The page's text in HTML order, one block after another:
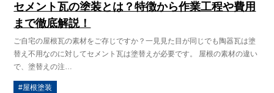
セメント瓦の塗装とは？特徴から作業工程や費用
まで徹底解説！
ご自宅の屋根瓦の素材をご存じですか？一見見た目が同じでも陶器瓦は塗
替え不用なのに対してセメント瓦は塗替えが必要です。 屋根の素材の違い
で、塗替えの注…
屋根塗装